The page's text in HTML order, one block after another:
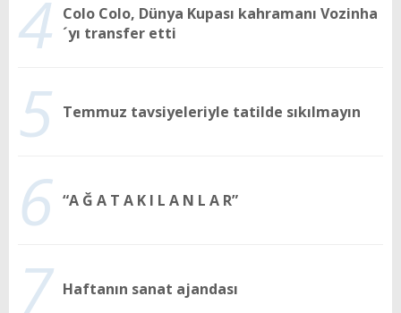
4 Colo Colo, Dünya Kupası kahramanı Vozinha
´yı transfer etti
5 Temmuz tavsiyeleriyle tatilde sıkılmayın
6 “A Ğ A T A K I L A N L A R”
7 Haftanın sanat ajandası